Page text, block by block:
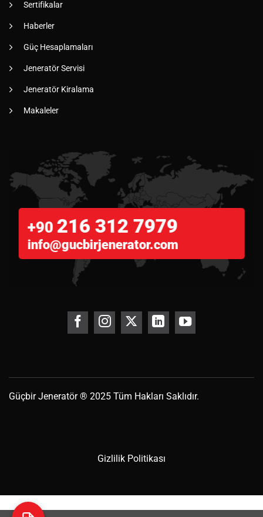
Sertifikalar
Haberler
Güç Hesaplamaları
Jeneratör Servisi
Jeneratör Kiralama
Makaleler
+90 216 312 7979
info@gucbirjenerator.com
GüçbirJeneratör® 2025 Tüm Hakları Saklıdır.
Gizlilik Politikası